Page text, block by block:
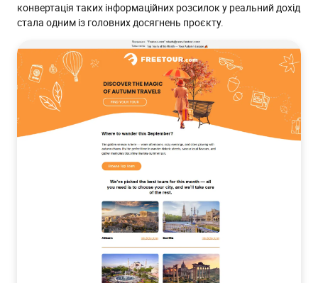
конвертація таких інформаційних розсилок у реальний дохід
стала одним із головних досягнень проєкту.